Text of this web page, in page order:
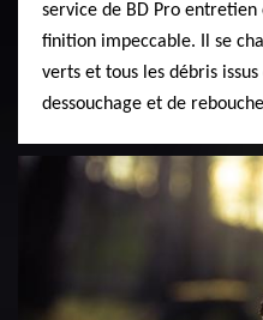
service de BD Pro entretien
finition impeccable. Il se
verts et tous les débris
dessouchage et de